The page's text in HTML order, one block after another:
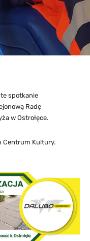
spotkanie
Radę
w Ostrołęce.
Centrum Kultury.